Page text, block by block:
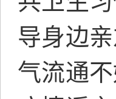
导身边
气流通